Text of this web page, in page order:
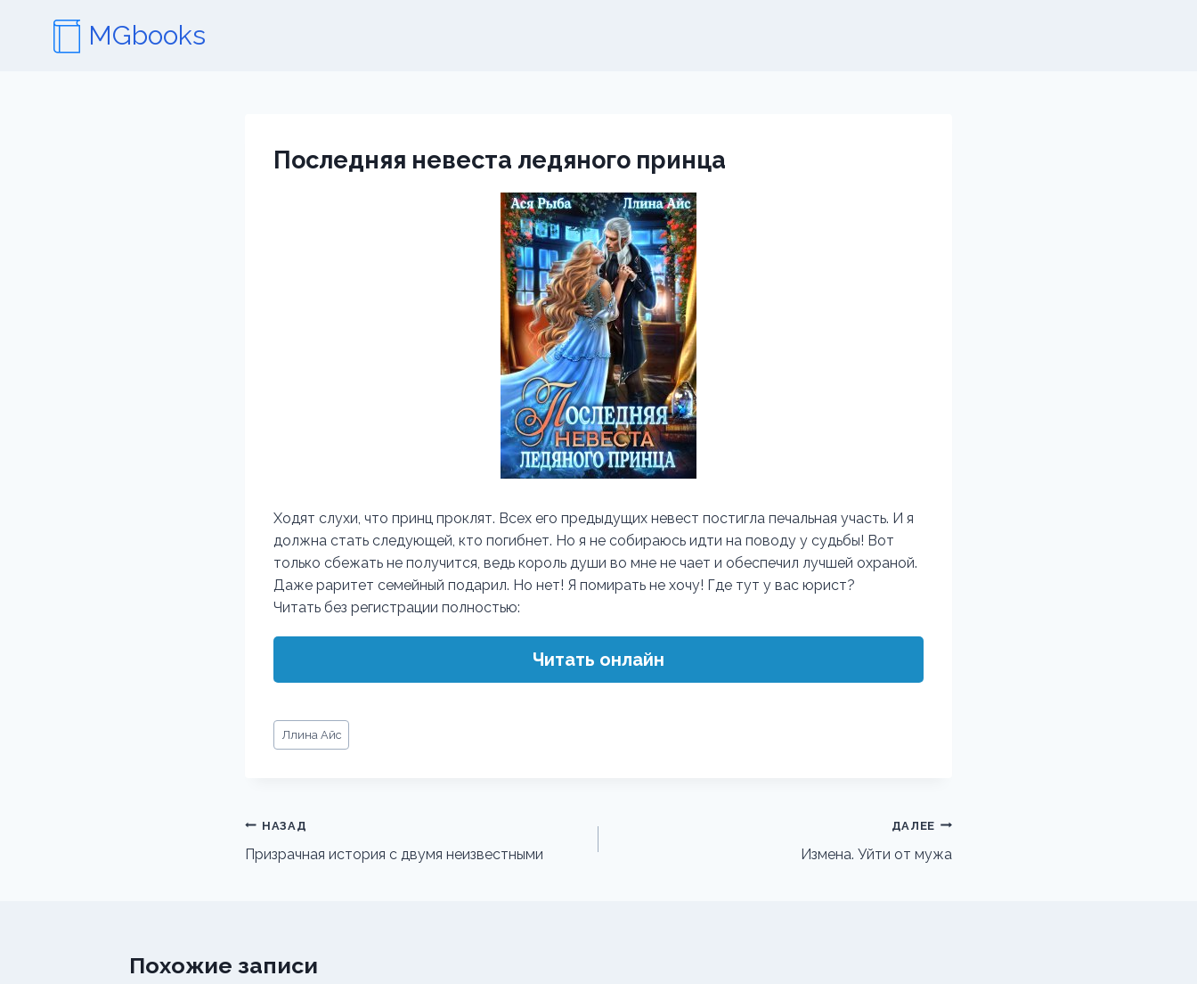
содержимому
MGbooks
Последняя невеста ледяного принца
Ходят слухи, что принц проклят. Всех его предыдущих невест постигла печальная участь. И я
должна стать следующей, кто погибнет. Но я не собираюсь идти на поводу у судьбы! Вот
только сбежать не получится, ведь король души во мне не чает и обеспечил лучшей охраной.
Даже раритет семейный подарил. Но нет! Я помирать не хочу! Где тут у вас юрист?
Читать без регистрации полностью:
Читать онлайн
Метки
записи:
Ллина Айс
Навигация
по
НАЗАД
Призрачная история с двумя неизвестными
ДАЛЕЕ
Измена. Уйти от мужа
Похожие записи